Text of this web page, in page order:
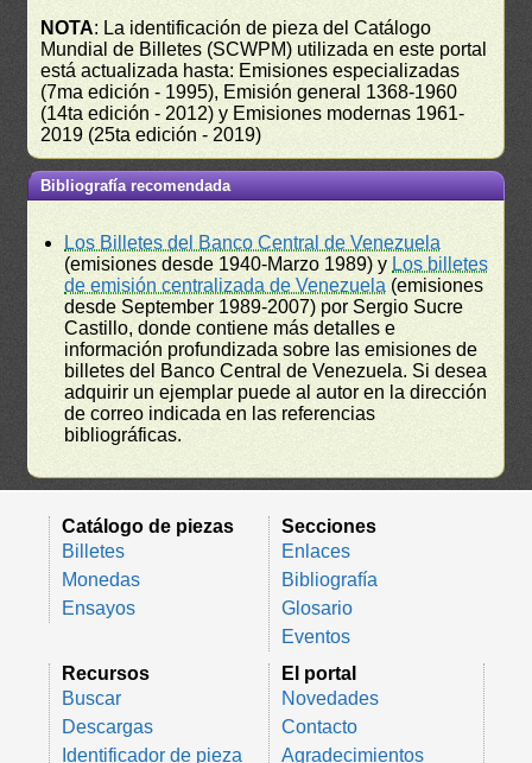
NOTA: La identificación de pieza del Catálogo
Mundial de Billetes (SCWPM) utilizada en este portal
está actualizada hasta: Emisiones especializadas
(7ma edición - 1995), Emisión general 1368-1960
(14ta edición - 2012) y Emisiones modernas 1961-
2019 (25ta edición - 2019)
Bibliografía recomendada
Los Billetes del Banco Central de Venezuela
(emisiones desde 1940-Marzo 1989) y Los billetes
de emisión centralizada de Venezuela (emisiones
desde September 1989-2007) por Sergio Sucre
Castillo, donde contiene más detalles e
información profundizada sobre las emisiones de
billetes del Banco Central de Venezuela. Si desea
adquirir un ejemplar puede al autor en la dirección
de correo indicada en las referencias
bibliográficas.
Catálogo de piezas
Billetes
Monedas
Ensayos
Secciones
Enlaces
Bibliografía
Glosario
Eventos
Recursos
Buscar
Descargas
Identificador de pieza
El portal
Novedades
Contacto
Agradecimientos